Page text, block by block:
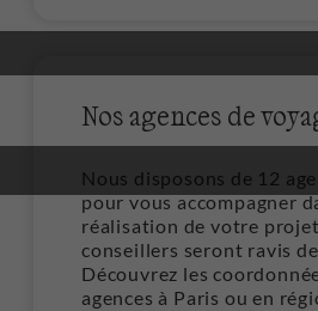
Nos agences de
Nous disposons de 12
pour vous accompagner
réalisation de votre
conseillers seront ravis
Découvrez les
agences à Paris ou en